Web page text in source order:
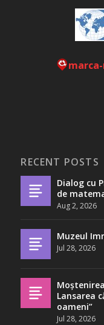
RECENT POSTS
Dialog cu
de
Aug 2, 2026
Muzeul
Jul 28, 2026
Lansarea
oameni”
Jul 28, 2026